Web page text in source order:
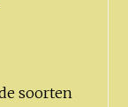
soorten